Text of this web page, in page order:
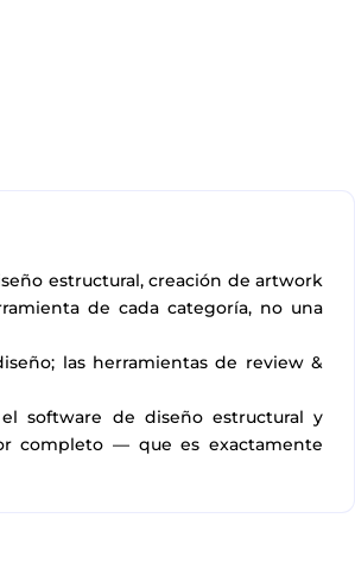
estructural, creación de artwork
de cada categoría, no una
las herramientas de review &
software de diseño estructural y
completo — que es exactamente